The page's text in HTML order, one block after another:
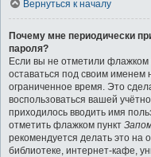
Вернуться к началу
Почему мне периодически
пароля?
Если вы не отметили флажком
оставаться под своим именем
ограниченное время. Это
воспользоваться вашей
приходилось вводить имя
отметить флажком пункт
рекомендуется делать это
библиотеке, интернет-кафе,